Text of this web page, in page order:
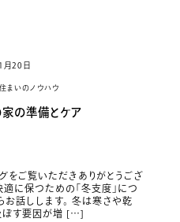
20日
まいのノウハウ
の準備とケア
をご覧いただきありがとうござ
適に保つための「冬支度」につ
お話しします。 冬は寒さや乾
ぼす要因が増 […]